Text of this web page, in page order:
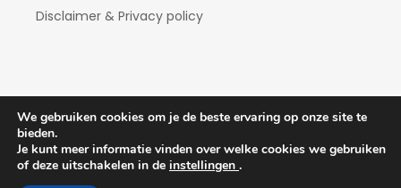
Disclaimer & Privacy policy
Copyright Hotelaanbiedingen 2026| Theme by
ThemeinProgress | Proudly powered by WordPress
We gebruiken cookies om je de beste ervaring op onze site te
bieden.
Je kunt meer informatie vinden over welke cookies we gebruiken
of deze uitschakelen in de instellingen .